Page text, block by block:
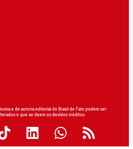
e de autoria editorial do Brasil de Fato podem ser
e que se deem os devidos créditos.